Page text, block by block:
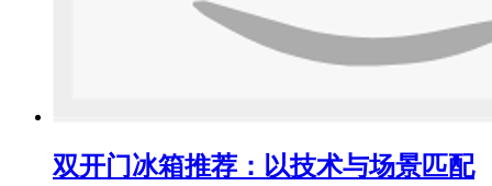
双开门冰箱推荐：以技术与场景匹配